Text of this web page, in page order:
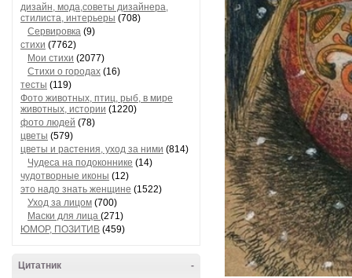
дизайн, мода,советы дизайнера,
стилиста, интерьеры (708)
Сервировка (9)
стихи (7762)
Мои стихи (2077)
Стихи о городах (16)
тесты (119)
Фото животных, птиц, рыб, в мире
животных, истории (1220)
фото людей (78)
цветы (579)
цветы и растения, уход за ними (814)
Чудеса на подоконнике (14)
чудотворные иконы (12)
это надо знать женщине (1522)
Уход за лицом (700)
Маски для лица (271)
ЮМОР, ПОЗИТИВ (459)
-
Цитатник